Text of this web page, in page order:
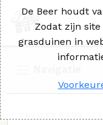
De Beer houdt
Zodat zijn
grasduinen in